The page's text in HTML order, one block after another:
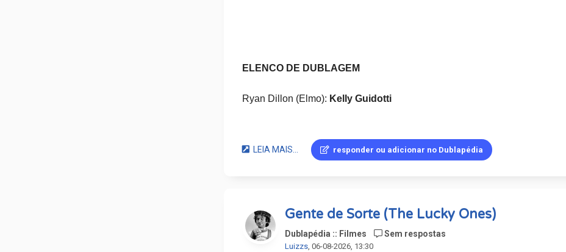
ELENCO DE DUBLAGEM
Ryan Dillon (Elmo): Kelly Guidotti
Frankie Cordero (Rudy):Fabrício Rinaldi
Matt Vogel (Garibaldo): Paulo Henrique
LEIA MAIS... responder ou adicionar no Dublapédia
Gente de Sorte (The Lucky Ones)
Dublapédia :: Filmes Sem respostas
Luizzs, 06-08-2026, 13:30